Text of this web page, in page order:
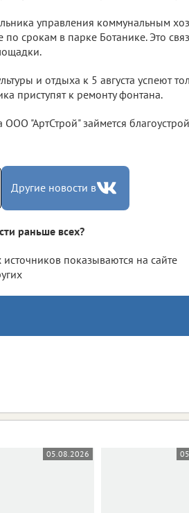
управления коммунальным
по срокам в парке Ботанике. Это
и отдыха к 5 августа успеют
приступят к ремонту фонтана.
"АртСтрой" займется
Другие новости в
раньше всех?
показываются на сайте
05.08.2026